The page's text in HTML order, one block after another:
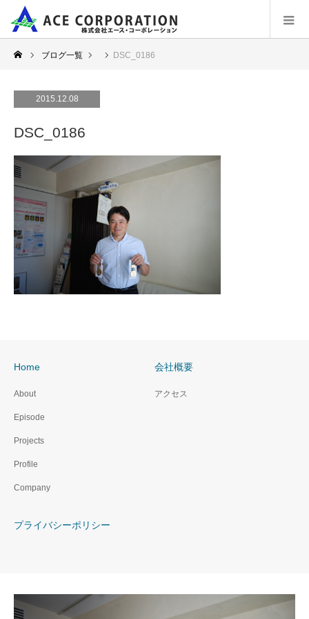
ブログ一覧 DSC_0186
2015.12.08
DSC_0186
Home
About
Episode
Projects
Profile
Company
会社概要
アクセス
プライバシーポリシー